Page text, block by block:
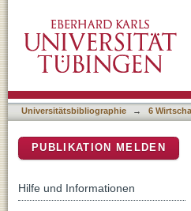
Universitätsbibliographie → 6
PUBLIKATION MELDEN
Hilfe und Informationen